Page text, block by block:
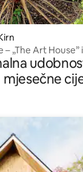
„The Art House”
mjesečne